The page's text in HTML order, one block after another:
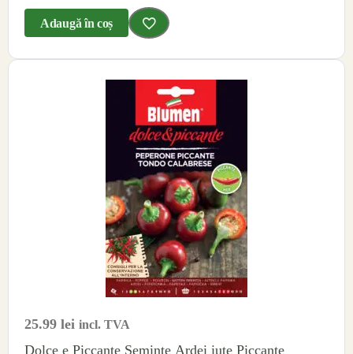
Adaugă în coș
25.99 lei incl. TVA
Dolce e Piccante Seminte Ardei iute Piccante